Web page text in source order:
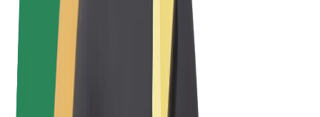
Sąlygos
Privatumas
Slapukai
© 2026 Bolt Technology OÜ